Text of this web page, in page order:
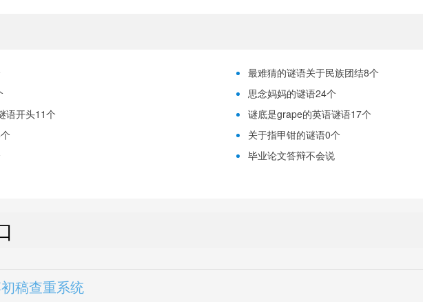
最难猜的谜语关于民族团结8个
思念妈妈的谜语24个
语开头11个
谜底是grape的英语谜语17个
关于指甲钳的谜语0个
毕业论文答辩不会说
稿查重系统